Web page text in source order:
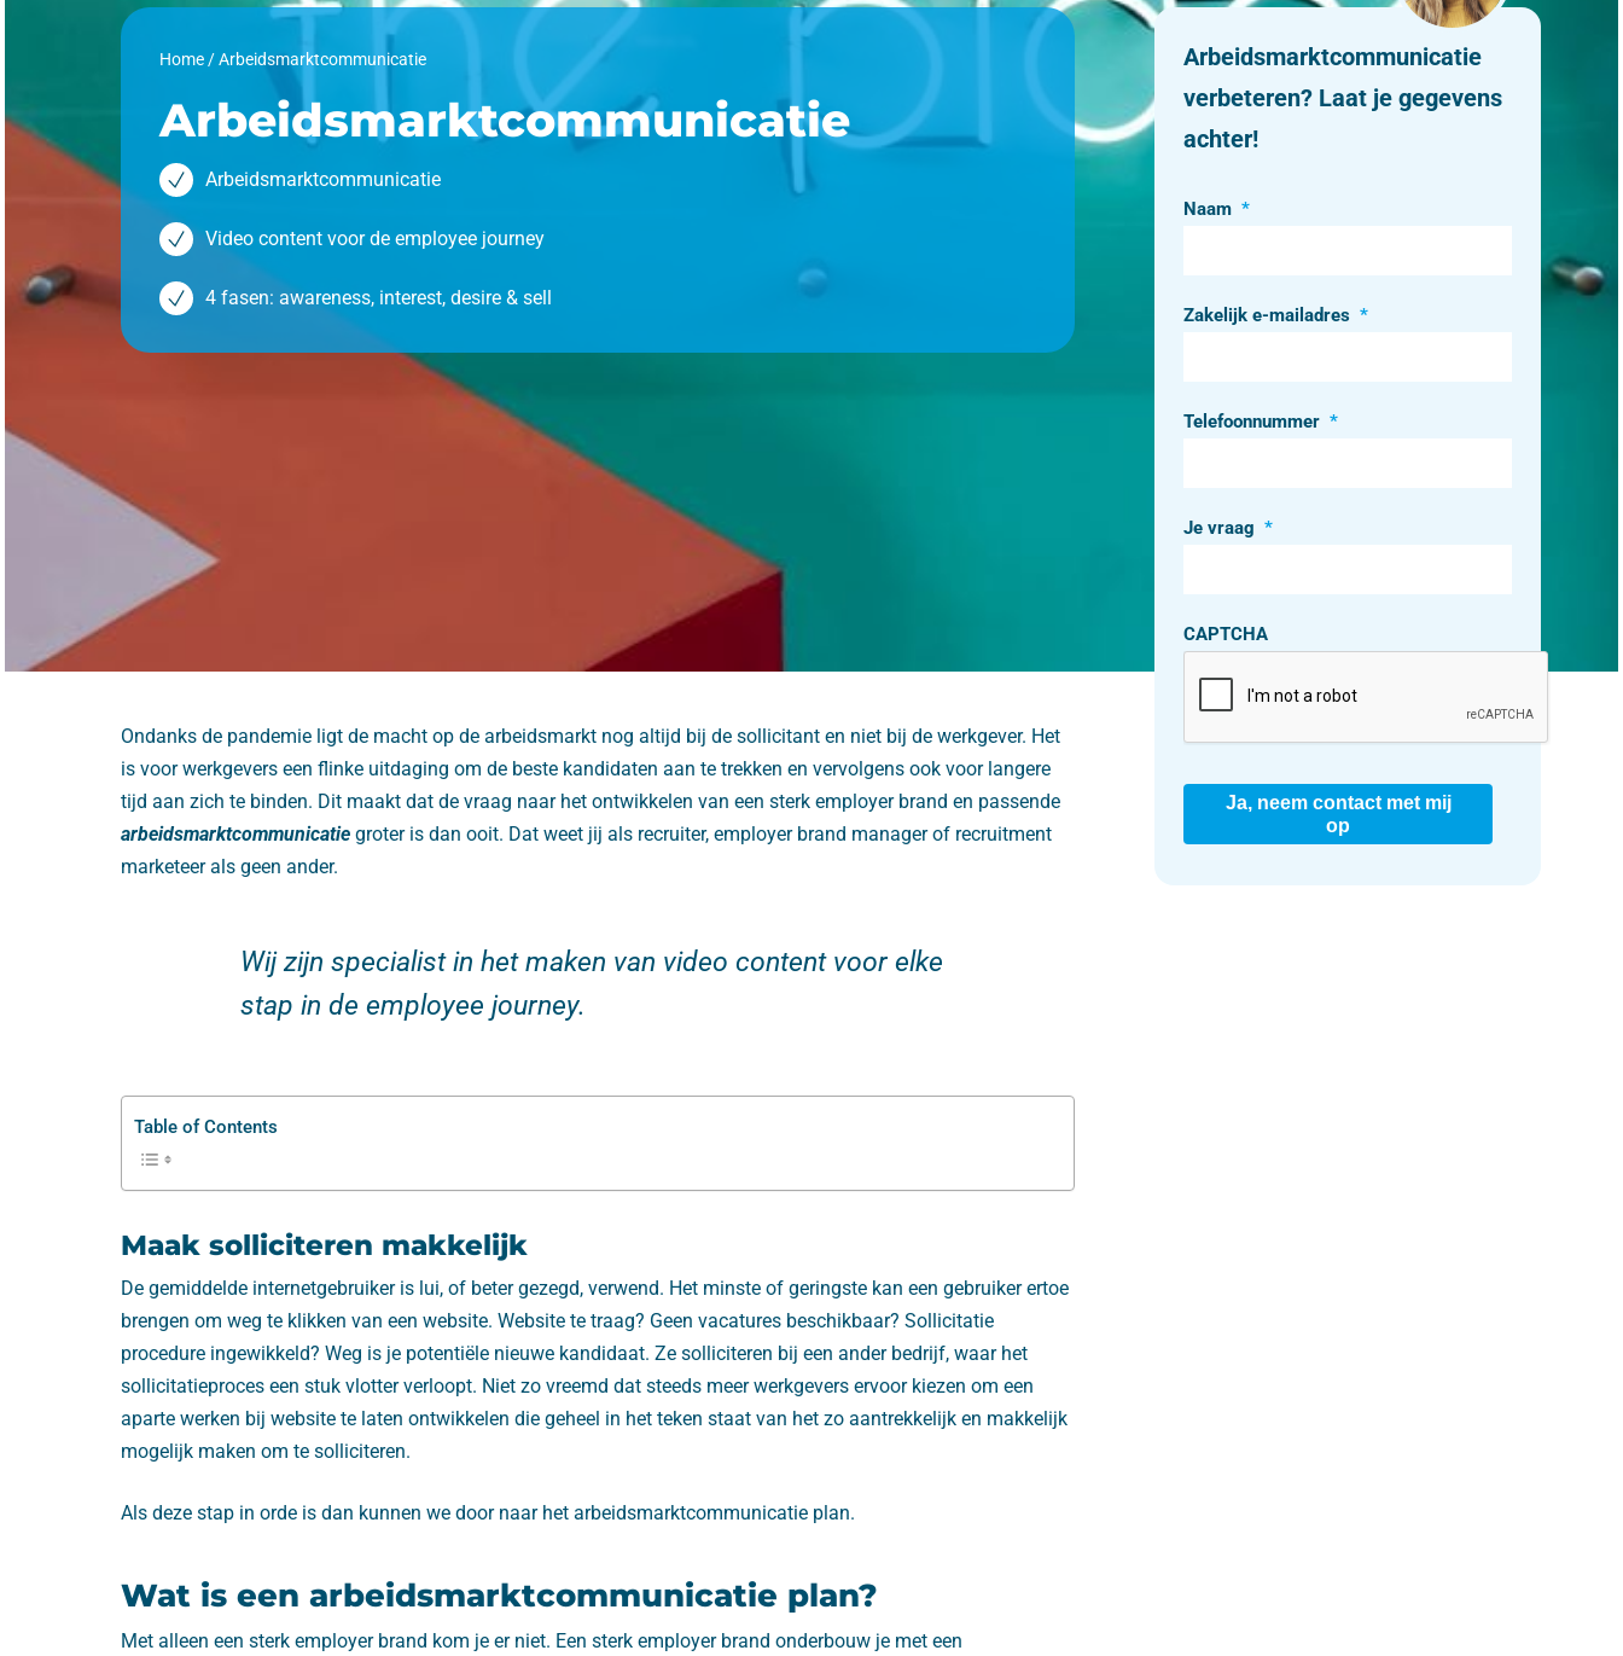
Home /Arbeidsmarktcommunicatie
Arbeidsmarktcommunicatie
Arbeidsmarktcommunicatie
Video content voor de employee journey
4 fasen: awareness, interest, desire & sell
Arbeidsmarktcommunicatie
verbeteren? Laat je gegevens
achter!
Naam *
Zakelijk e-mailadres *
Telefoonnummer *
Je vraag *
CAPTCHA
Ja, neem contact met mij
op
Ondanks de pandemie ligt de macht op de arbeidsmarkt nog altijd bij de sollicitant en niet bij de werkgever. Het
is voor werkgevers een flinke uitdaging om de beste kandidaten aan te trekken en vervolgens ook voor langere
tijd aan zich te binden. Dit maakt dat de vraag naar het ontwikkelen van een sterk employer brand en passende
arbeidsmarktcommunicatie groter is dan ooit. Dat weet jij als recruiter, employer brand manager of recruitment
marketeer als geen ander.
Wij zijn specialist in het maken van video content voor elke
stap in de employee journey.
Table of Contents
Maak solliciteren makkelijk
De gemiddelde internetgebruiker is lui, of beter gezegd, verwend. Het minste of geringste kan een gebruiker ertoe
brengen om weg te klikken van een website. Website te traag? Geen vacatures beschikbaar? Sollicitatie
procedure ingewikkeld? Weg is je potentiële nieuwe kandidaat. Ze solliciteren bij een ander bedrijf, waar het
sollicitatieproces een stuk vlotter verloopt. Niet zo vreemd dat steeds meer werkgevers ervoor kiezen om een
aparte werken bij website te laten ontwikkelen die geheel in het teken staat van het zo aantrekkelijk en makkelijk
mogelijk maken om te solliciteren.
Als deze stap in orde is dan kunnen we door naar het arbeidsmarktcommunicatie plan.
Wat is een arbeidsmarktcommunicatie plan?
Met alleen een sterk employer brand kom je er niet. Een sterk employer brand onderbouw je met een